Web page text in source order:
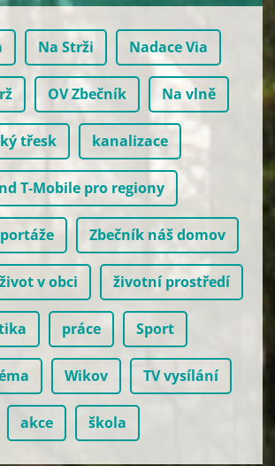
Na Strži Nadace Via
OV Zbečník Na vlně
třesk kanalizace
T-Mobile pro regiony
Zbečník náš domov
život v obci životní prostředí
práce Sport
Wikov TV vysílání
akce škola